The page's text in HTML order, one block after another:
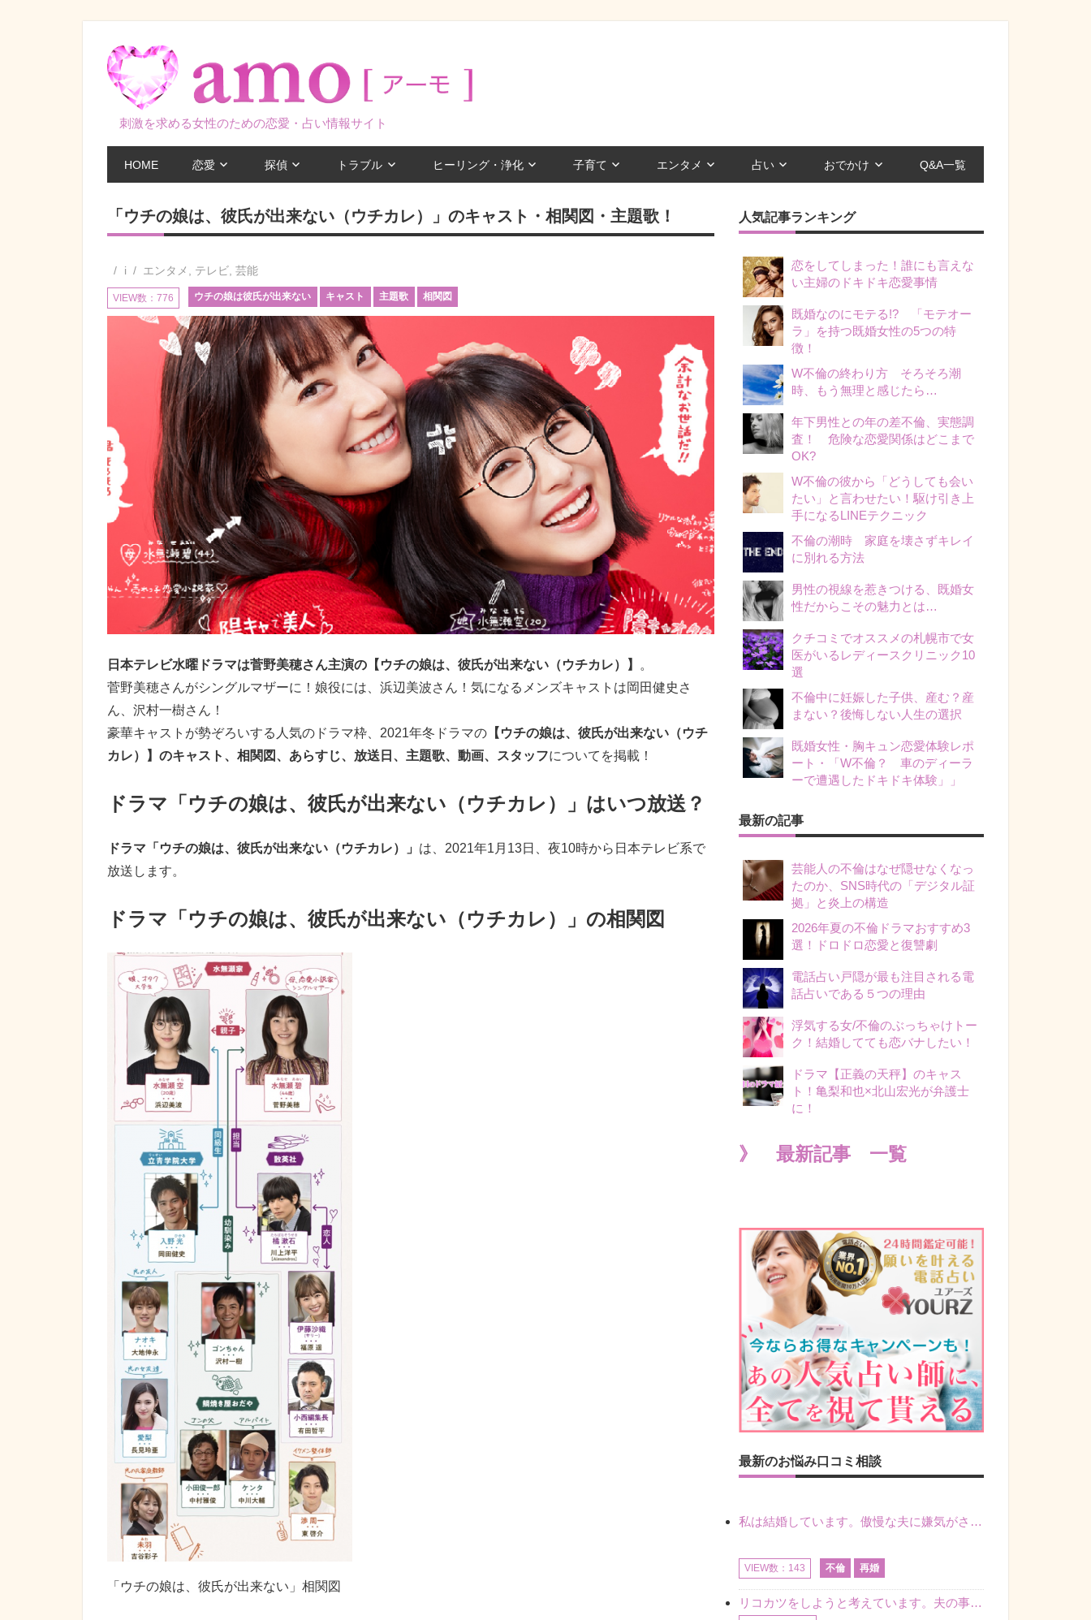
刺激を求める女性のための恋愛・占い情報サイト
HOME 恋愛 探偵 トラブル ヒーリング・浄化 子育て エンタメ 占い おでかけ Q&A一覧
「ウチの娘は、彼氏が出来ない（ウチカレ）」のキャスト・相関図・主題歌！
i エンタメ , テレビ,芸能
VIEW数：776 ウチの娘は彼氏が出来ない キャスト 主題歌 相関図
日本テレビ水曜ドラマは菅野美穂さん主演の【ウチの娘は、彼氏が出来ない（ウチカレ）】
。
菅野美穂さんがシングルマザーに！娘役には、浜辺美波さん！気になるメンズキャストは岡田健史さ
ん、沢村一樹さん！
豪華キャストが勢ぞろいする人気のドラマ枠、2021年冬ドラマの 【ウチの娘は、彼氏が出来ない（ウチ
カレ）】のキャスト、相関図、あらすじ、放送日、主題歌、動画、スタッフについてを掲載！
ドラマ「ウチの娘は、彼氏が出来ない（ウチカレ）」はいつ放送？
ドラマ「ウチの娘は、彼氏が出来ない（ウチカレ）」 は、2021年1月13日、夜10時から日本テレビ系で
放送します。
ドラマ「ウチの娘は、彼氏が出来ない（ウチカレ）」の相関図
「ウチの娘は、彼氏が出来ない」相関図
人気記事ランキング
恋をしてしまった！誰にも言えな
い主婦のドキドキ恋愛事情
既婚なのにモテる!? 「モテオー
ラ」を持つ既婚女性の5つの特
徴！
W不倫の終わり方 そろそろ潮
時、もう無理と感じたら…
年下男性との年の差不倫、実態調
査！ 危険な恋愛関係はどこまで
OK?
W不倫の彼から「どうしても会い
たい」と言わせたい！駆け引き上
手になるLINEテクニック
不倫の潮時 家庭を壊さずキレイ
に別れる方法
男性の視線を惹きつける、既婚女
性だからこその魅力とは…
クチコミでオススメの札幌市で女
医がいるレディースクリニック10
選
不倫中に妊娠した子供、産む？産
まない？後悔しない人生の選択
既婚女性・胸キュン恋愛体験レポ
ート・「W不倫？ 車のディーラ
ーで遭遇したドキドキ体験」」
最新の記事
芸能人の不倫はなぜ隠せなくなっ
たのか、SNS時代の「デジタル証
拠」と炎上の構造
2026年夏の不倫ドラマおすすめ3
選！ドロドロ恋愛と復讐劇
電話占い戸隠が最も注目される電
話占いである５つの理由
浮気する女/不倫のぶっちゃけトー
ク！結婚してても恋バナしたい！
ドラマ【正義の天秤】のキャス
ト！亀梨和也×北山宏光が弁護士
に！
》 最新記事 一覧
最新のお悩み口コミ相談
私は結婚しています。傲慢な夫に嫌気がさし離婚を考えていたときに、彼と出会いました。彼には恋人がいましたが、話をするうちに、夫とのことを相談するようにな
VIEW数：143 不倫 再婚
リコカツをしようと考えています。夫の事からの愛情を全く感じません。子供がいるので、子供が成長するまではと我慢しています。 まず、お金が必要だと考え、仕事の量も増やしました。ところが、夫は働かず、結局は